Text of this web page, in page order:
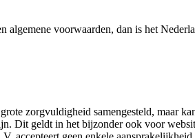
voorwaarden, dan is het
zorgvuldigheid samengesteld, maar
Dit geldt in het bijzonder ook voor